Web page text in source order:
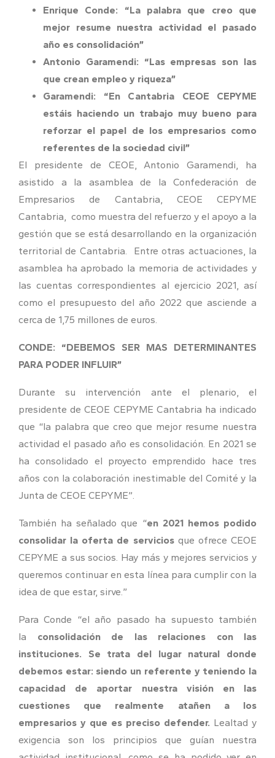
Enrique Conde: “La palabra que creo que
mejor resume nuestra actividad el pasado
año es consolidación”
Antonio Garamendi: “Las empresas son las
que crean empleo y riqueza”
Garamendi: “En Cantabria CEOE CEPYME
estáis haciendo un trabajo muy bueno para
reforzar el papel de los empresarios como
referentes de la sociedad civil”
El presidente de CEOE, Antonio Garamendi, ha
asistido a la asamblea de la Confederación de
Empresarios de Cantabria, CEOE CEPYME
Cantabria, como muestra del refuerzo y el apoyo a la
gestión que se está desarrollando en la organización
territorial de Cantabria. Entre otras actuaciones, la
asamblea ha aprobado la memoria de actividades y
las cuentas correspondientes al ejercicio 2021, así
como el presupuesto del año 2022 que asciende a
cerca de 1,75 millones de euros.
CONDE: “DEBEMOS SER MAS DETERMINANTES
PARA PODER INFLUIR”
Durante su intervención ante el plenario, el
presidente de CEOE CEPYME Cantabria ha indicado
que “la palabra que creo que mejor resume nuestra
actividad el pasado año es consolidación. En 2021 se
ha consolidado el proyecto emprendido hace tres
años con la colaboración inestimable del Comité y la
Junta de CEOE CEPYME”.
También ha señalado que “en 2021 hemos podido
consolidar la oferta de servicios que ofrece CEOE
CEPYME a sus socios. Hay más y mejores servicios y
queremos continuar en esta línea para cumplir con la
idea de que estar, sirve.”
Para Conde “el año pasado ha supuesto también
la consolidación de las relaciones con las
instituciones. Se trata del lugar natural donde
debemos estar: siendo un referente y teniendo la
capacidad de aportar nuestra visión en las
cuestiones que realmente atañen a los
empresarios y que es preciso defender. Lealtad y
exigencia son los principios que guían nuestra